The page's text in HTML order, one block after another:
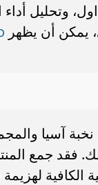
وتحليل أداء
يمكن أن يظهر
نخبة آسيا
فقد جمع
لهزيمة